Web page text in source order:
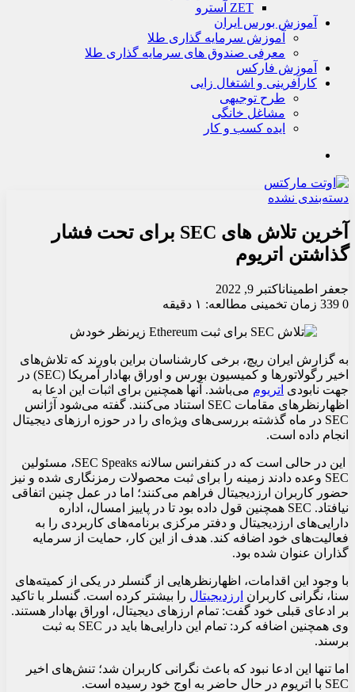
ZET آسترو
آموزش بورس ایران
آموزش سرمایه گذاری طلا
معرفی صندوق های سرمایه گذاری طلا
آموزش فارکس
کارآفرینی و اشتغال زایی
طرح توجیهی
مشاغل خانگی
ایده کسب و کار
دسته‌بندی نشده
آخرین تلاش های SEC برای تحت فشار
گذاشتن اتریوم
جعفر اطمیناناکتبر 9, 2022
0
زمان تخمینی مطالعه: ۱ دقیقه
به گزارش ایران ریچ، برخی کارشناسان براین باورند که تلاش‌های
اخیر رگولاتورها و کمیسیون بورس و اوراق بهادار آمریکا (SEC) در
جهت نابودی اتریوم می‌باشد. آنها همچنین برای اثبات این ادعا به
اظهارنظرهای مقامات SEC استناد می‌کنند. گفته می‌شود آژانس
SEC در ماه گذشته بررسی‌های ویژه‌ای را در حوزه ارزهای دیجیتال
انجام داده است.
این در حالی است که در کنفرانس سالانه SEC Speaks، مسئولین
SEC وعده دادند زمینه را برای ثبت محصولات رمزنگاری شده و نیز
حضور کاربران ارزدیجیتال فراهم می‌کنند؛ اما در عمل چنین اتفاقی
نیافتاد. SEC همچنین قول داده بود تا در پاییز امسال، اداره
دارایی‌های ارزدیجیتال و دفتر مرکزی برنامه‌های کاربردی را به
فعالیت‌های خود اضافه کند. هدف از این کار، حمایت از سرمایه
گذاران عنوان شده بود.
با وجود این اقدامات، اظهارنظرهایی از گنسلر در یکی از کمیته‌های
سنا، نگرانی کاربران ارزدیجیتال را بیشتر کرده است. گنسلر با تاکید
بر ادعای قبلی خود گفت: تمام ارزهای دیجیتال، اوراق بهادار هستند.
وی همچنین اضافه کرد: تمام این دارایی‌ها باید در SEC به ثبت
برسند.
اما تنها این ادعا نبود که باعث نگرانی کاربران شد؛ تنش‌های اخیر
SEC با اتریوم در حال حاضر به اوج خود رسیده است.